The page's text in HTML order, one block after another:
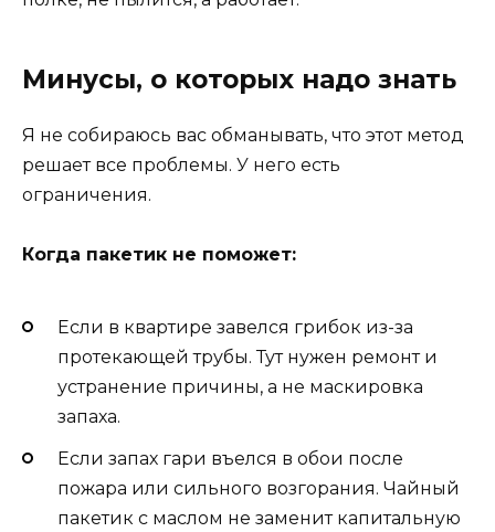
Минусы, о которых надо знать
Я не собираюсь вас обманывать, что этот метод
решает все проблемы. У него есть
ограничения.
Когда пакетик не поможет:
Если в квартире завелся грибок из-за
протекающей трубы. Тут нужен ремонт и
устранение причины, а не маскировка
запаха.
Если запах гари въелся в обои после
пожара или сильного возгорания. Чайный
пакетик с маслом не заменит капитальную